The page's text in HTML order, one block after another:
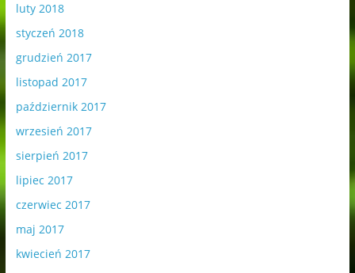
luty 2018
styczeń 2018
grudzień 2017
listopad 2017
październik 2017
wrzesień 2017
sierpień 2017
lipiec 2017
czerwiec 2017
maj 2017
kwiecień 2017